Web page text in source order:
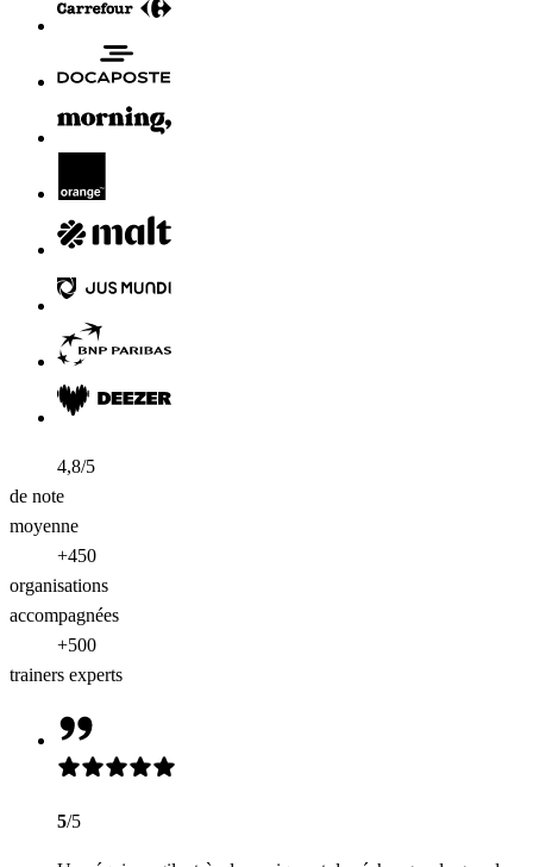
4,8/5
de note
moyenne
+450
organisations
accompagnées
+500
trainers experts
5/5